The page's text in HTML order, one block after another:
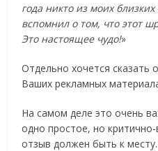
года никто из моих
вспомнил о том, что этот
Это настоящее чудо!»
Отдельно хочется сказать
Ваших рекламных
На самом деле это очень
одно простое, но
отзыв должен быть к